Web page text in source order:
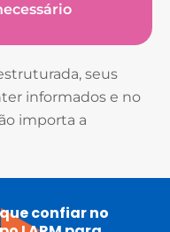
seus
informados e no
importa a
confiar no